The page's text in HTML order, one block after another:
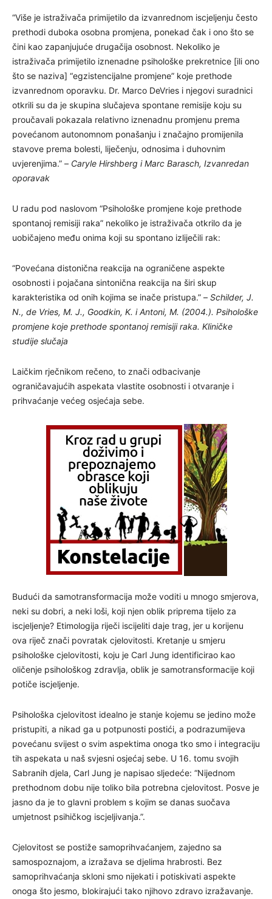
“Više je istraživača primijetilo da izvanrednom iscjeljenju često
prethodi duboka osobna promjena, ponekad čak i ono što se
čini kao zapanjujuće drugačija osobnost. Nekoliko je
istraživača primijetilo iznenadne psihološke prekretnice [ili ono
što se naziva] “egzistencijalne promjene” koje prethode
izvanrednom oporavku. Dr. Marco DeVries i njegovi suradnici
otkrili su da je skupina slučajeva spontane remisije koju su
proučavali pokazala relativno iznenadnu promjenu prema
povećanom autonomnom ponašanju i značajno promijenila
stavove prema bolesti, liječenju, odnosima i duhovnim
uvjerenjima.” – Caryle Hirshberg i Marc Barasch, Izvanredan
oporavak
U radu pod naslovom “Psihološke promjene koje prethode
spontanoj remisiji raka” nekoliko je istraživača otkrilo da je
uobičajeno među onima koji su spontano izliječili rak:
“Povećana distonična reakcija na ograničene aspekte
osobnosti i pojačana sintonična reakcija na širi skup
karakteristika od onih kojima se inače pristupa.” – Schilder, J.
N., de Vries, M. J., Goodkin, K. i Antoni, M. (2004.). Psihološke
promjene koje prethode spontanoj remisiji raka. Kliničke
studije slučaja
Laičkim rječnikom rečeno, to znači odbacivanje
ograničavajućih aspekata vlastite osobnosti i otvaranje i
prihvaćanje većeg osjećaja sebe.
Budući da samotransformacija može voditi u mnogo smjerova,
neki su dobri, a neki loši, koji njen oblik priprema tijelo za
iscjeljenje? Etimologija riječi iscijeliti daje trag, jer u korijenu
ova riječ znači povratak cjelovitosti. Kretanje u smjeru
psihološke cjelovitosti, koju je Carl Jung identificirao kao
oličenje psihološkog zdravlja, oblik je samotransformacije koji
potiče iscjeljenje.
Psihološka cjelovitost idealno je stanje kojemu se jedino može
pristupiti, a nikad ga u potpunosti postići, a podrazumijeva
povećanu svijest o svim aspektima onoga tko smo i integraciju
tih aspekata u naš svjesni osjećaj sebe. U 16. tomu svojih
Sabranih djela, Carl Jung je napisao sljedeće: “Nijednom
prethodnom dobu nije toliko bila potrebna cjelovitost. Posve je
jasno da je to glavni problem s kojim se danas suočava
umjetnost psihičkog iscjeljivanja.”.
Cjelovitost se postiže samoprihvaćanjem, zajedno sa
samospoznajom, a izražava se djelima hrabrosti. Bez
samoprihvaćanja skloni smo nijekati i potiskivati aspekte
onoga što jesmo, blokirajući tako njihovo zdravo izražavanje.